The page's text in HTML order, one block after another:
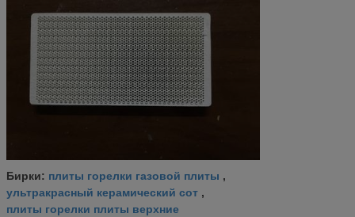
Бирки: плиты горелки газовой плиты ,
ультракрасный керамический сот ,
плиты горелки плиты верхние